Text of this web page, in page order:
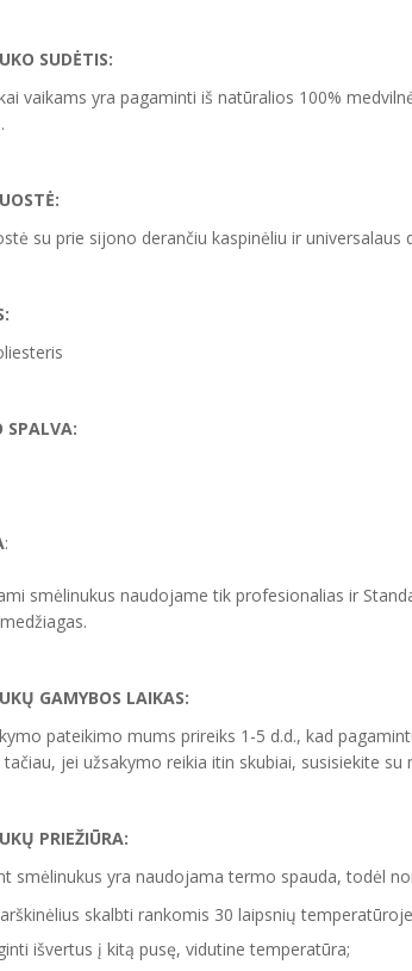
SUDĖTIS:
vaikams yra pagaminti iš natūralios 100%
su prie sijono derančiu kaspinėliu ir universalaus
SPALVA:
:
smėlinukus naudojame tik profesionalias ir
GAMYBOS LAIKAS:
pateikimo mums prireiks 1-5 d.d., kad
tačiau, jei užsakymo reikia itin skubiai, susisiekite
PRIEŽIŪRA:
smėlinukus yra naudojama termo spauda, todėl
skalbti rankomis 30 laipsnių
išvertus į kitą pusę, vidutine temperatūra;